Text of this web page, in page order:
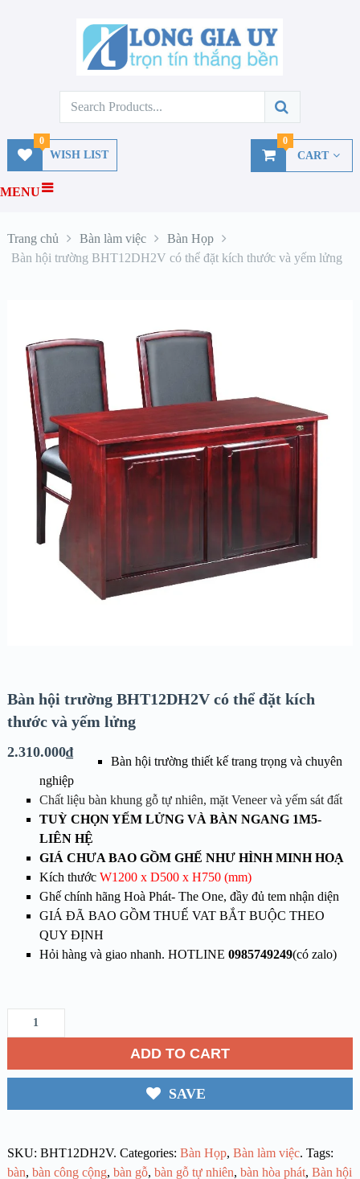
WISH LIST
0
CART
0
MENU
Trang chủ Bàn làm việc
Bàn Họp
Bàn hội trường BHT12DH2V có thể đặt kích thước và yếm lửng
Bàn hội trường BHT12DH2V có thể đặt kích
thước và yếm lửng
2.310.000₫
Bàn hội trường thiết kế trang trọng và chuyên
nghiệp
Chất liệu bàn khung gỗ tự nhiên, mặt Veneer và yếm sát đất
TUỲ CHỌN YẾM LỬNG VÀ BÀN NGANG 1M5-
LIÊN HỆ
GIÁ CHƯA BAO GỒM GHẾ NHƯ HÌNH MINH HOẠ
Kích thước W1200 x D500 x H750 (mm)
Ghế chính hãng Hoà Phát- The One, đầy đủ tem nhận diện
GIÁ ĐÃ BAO GỒM THUẾ VAT BẮT BUỘC THEO
QUY ĐỊNH
Hỏi hàng và giao nhanh. HOTLINE 0985749249(có zalo)
ADD TO CART
SAVE
SKU: BHT12DH2V. Categories: Bàn Họp, Bàn làm việc. Tags:
bàn, bàn công cộng, bàn gỗ, bàn gỗ tự nhiên, bàn hòa phát, Bàn hội